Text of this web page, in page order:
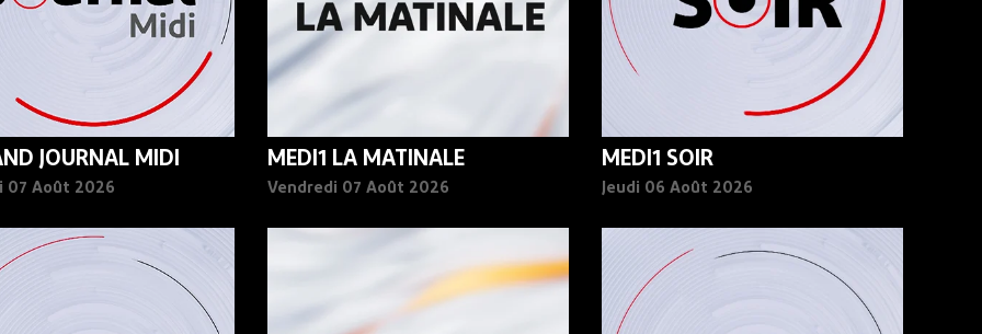
JOURNAL MIDI
07 Août 2026
MEDI1 LA MATINALE
Vendredi 07 Août 2026
MEDI1 SOIR
Jeudi 06 Août 2026